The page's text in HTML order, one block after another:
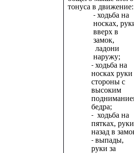
тонуса в движение:
ходьба на
носках,
вверх в
замок,
ладони
наружу;
ходьба на
носках руки
стороны с
высоким
бедра;
ходьба на
пятках, руки
назад в
выпады,
руки за